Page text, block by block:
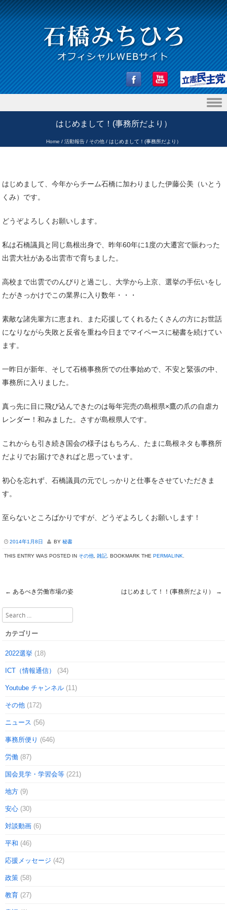
はじめまして！(事務所だより）
Home /活動報告 / その他 /はじめまして！(事務所だより）
はじめまして、今年からチーム石橋に加わりました伊藤公美（いとう
くみ）です。
どうぞよろしくお願いします。
私は石橋議員と同じ島根出身で、昨年60年に1度の大遷宮で賑わった
出雲大社がある出雲市で育ちました。
高校まで出雲でのんびりと過ごし、大学から上京、選挙の手伝いをし
たがきっかけでこの業界に入り数年・・・
素敵な諸先輩方に恵まれ、また応援してくれるたくさんの方にお世話
になりながら失敗と反省を重ね今日までマイペースに秘書を続けてい
ます。
一昨日が新年、そして石橋事務所での仕事始めで、不安と緊張の中、
事務所に入りました。
真っ先に目に飛び込んできたのは毎年完売の島根県×鷹の爪の自虐カ
レンダー！和みました。さすが島根県人です。
これからも引き続き国会の様子はもちろん、たまに島根ネタも事務所
だよりでお届けできればと思っています。
初心を忘れず、石橋議員の元でしっかりと仕事をさせていただきま
す。
至らないところばかりですが、どうぞよろしくお願いします！
2014年1月8日 BY 秘書
THIS ENTRY WAS POSTED IN その他 雑記 . BOOKMARK THE PERMALINK
Post navigation
← あるべき労働市場の姿 はじめまして！！(事務所だより） →
Search
カテゴリー
2022選挙 (18)
ICT（情報通信） (34)
Youtube チャンネル (11)
その他 (172)
ニュース (56)
事務所便り (646)
労働 (87)
国会見学・学習会等 (221)
地方 (9)
安心 (30)
対談動画 (6)
平和 (46)
応援メッセージ (42)
政策 (58)
教育 (27)